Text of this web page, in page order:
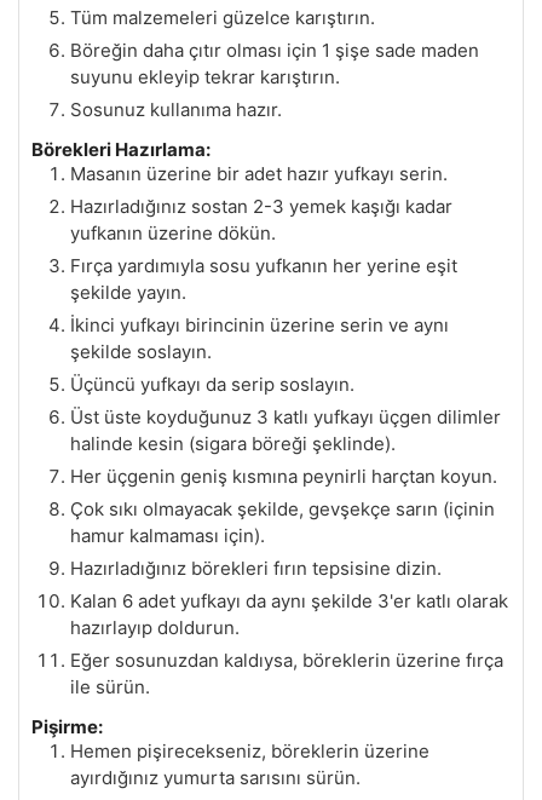
Tüm malzemeleri güzelce karıştırın.
Böreğin daha çıtır olması için 1 şişe sade maden
suyunu ekleyip tekrar karıştırın.
Sosunuz kullanıma hazır.
Börekleri Hazırlama:
Masanın üzerine bir adet hazır yufkayı serin.
Hazırladığınız sostan 2-3 yemek kaşığı kadar
yufkanın üzerine dökün.
Fırça yardımıyla sosu yufkanın her yerine eşit
şekilde yayın.
İkinci yufkayı birincinin üzerine serin ve aynı
şekilde soslayın.
Üçüncü yufkayı da serip soslayın.
Üst üste koyduğunuz 3 katlı yufkayı üçgen dilimler
halinde kesin (sigara böreği şeklinde).
Her üçgenin geniş kısmına peynirli harçtan koyun.
Çok sıkı olmayacak şekilde, gevşekçe sarın (içinin
hamur kalmaması için).
Hazırladığınız börekleri fırın tepsisine dizin.
Kalan 6 adet yufkayı da aynı şekilde 3'er katlı olarak
hazırlayıp doldurun.
Eğer sosunuzdan kaldıysa, böreklerin üzerine fırça
ile sürün.
Pişirme:
Hemen pişirecekseniz, böreklerin üzerine
ayırdığınız yumurta sarısını sürün.